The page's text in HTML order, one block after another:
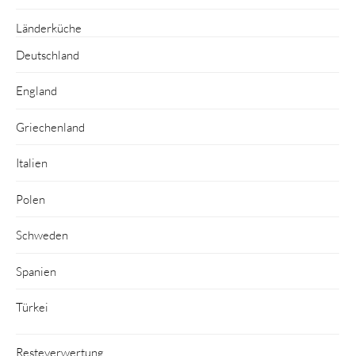
Länderküche
Deutschland
England
Griechenland
Italien
Polen
Schweden
Spanien
Türkei
Resteverwertung